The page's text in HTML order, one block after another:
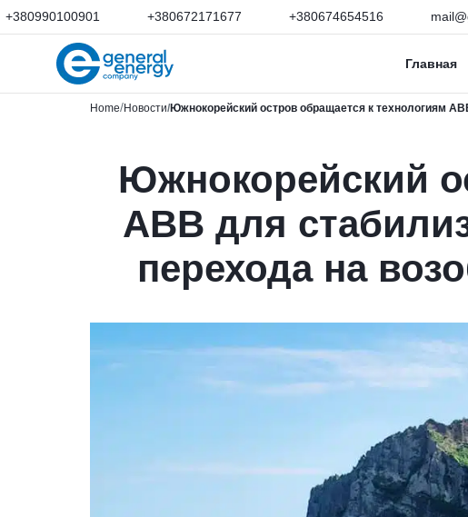
+380990100901 +380672171677 +380674654516
Главная
Home Новости Южнокорейский остров обращается к технологиям
Южнокорейский
ABB для
перехода на